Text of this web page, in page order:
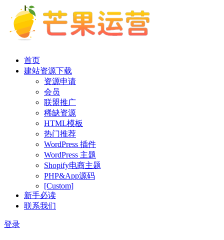
首页
建站资源下载
资源申请
会员
联盟推广
稀缺资源
HTML模板
热门推荐
WordPress 插件
WordPress 主题
Shopify电商主题
PHP&App源码
[Custom]
新手必读
联系我们
登录